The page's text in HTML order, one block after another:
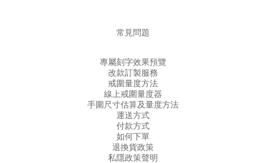
常見問題
專屬刻字效果預覽
改款訂製服務
戒圍量度方法
線上戒圍量度器
手圍尺寸估算及量度方法
運送方式
付款方式
如何下單
退換貨政策
私隱政策聲明